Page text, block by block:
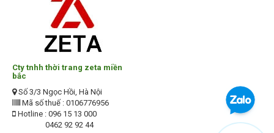
Cty tnhh thời trang zeta miền
bắc
Số 3/3 Ngọc Hồi, Hà Nội
Mã số thuế : 0106776956
Hotline : 096 15 13 000
0462 92 92 44